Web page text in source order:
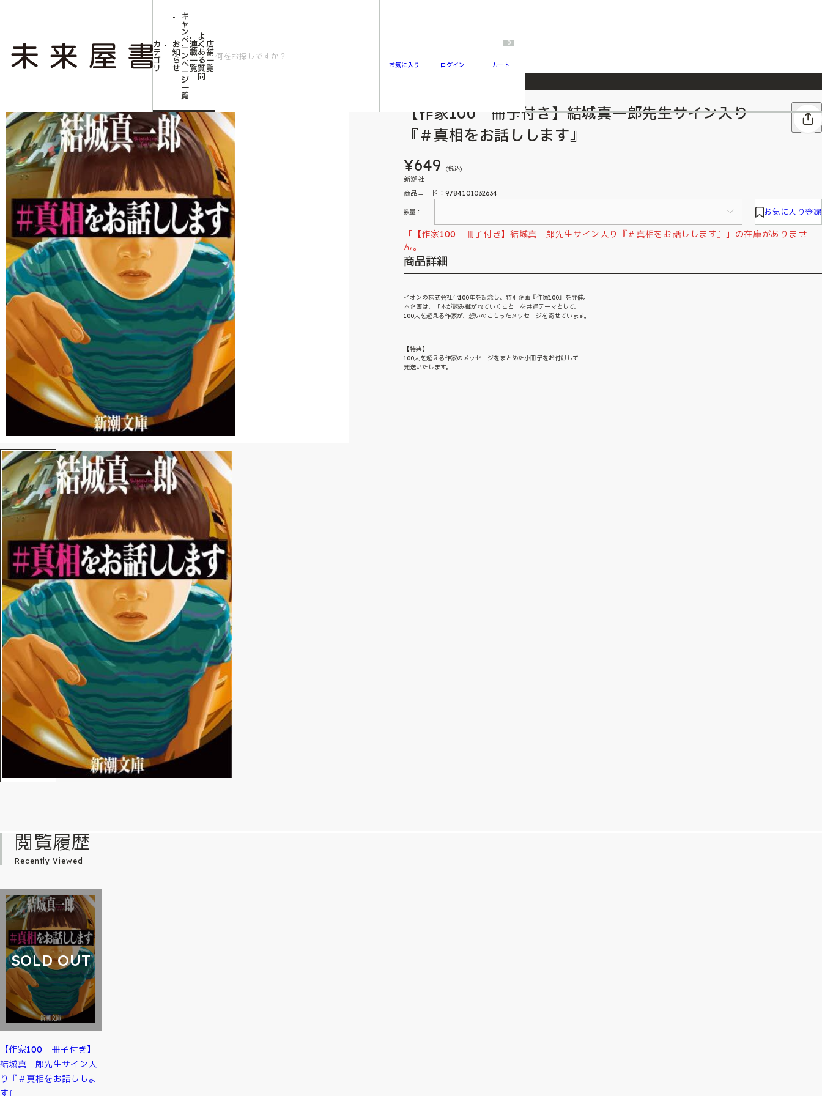
2026/7/23 『ONE PIECE magazine 021 ONE PIECEカード付き同梱版』発売延期のご案内
カ
テ
ゴ
リ
お
知
ら
せ
キ
ャ
ン
ペ
ー
ン
ペ
ー
ジ
一
覧
連
載
一
覧
よ
く
あ
る
質
問
店
舗
一
覧
お気に入り ログイン
0
カート
【作家100 冊子付き】結城真一郎先生サイン入り『＃真相をお話しします』
【作家100 冊子付き】結城真一郎先生サイン入り
『＃真相をお話しします』
¥649 (税込)
新潮社
商品コード：9784101032634
数量： お気に入り登録
「【作家100 冊子付き】結城真一郎先生サイン入り『＃真相をお話しします』」の在庫がありませ
ん。
商品詳細
イオンの株式会社化100年を記念し、特別企画『作家100』を開催。
本企画は、「本が読み継がれていくこと」を共通テーマとして、
100人を超える作家が、想いのこもったメッセージを寄せています。
【特典】
100人を超える作家のメッセージをまとめた小冊子をお付けして
発送いたします。
閲覧履歴
Recently Viewed
SOLD OUT
【作家100 冊子付き】
結城真一郎先生サイン入
り『＃真相をお話ししま
す』